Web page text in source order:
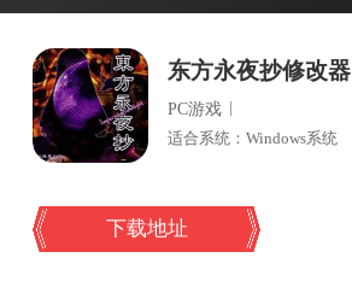
东方永夜抄修改器
PC游戏 |
适合系统：Windows系统
下载地址